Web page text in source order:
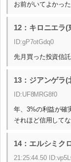
お前がいてよかっ
12：キロニエラ(
ID:gP7otGdq0
先月買った投資信
13：ジアンゲラ(
ID:UF8MRG8f0
年、3%の利益が確
それほど信用して
14：エルシミク
21:25:44.50